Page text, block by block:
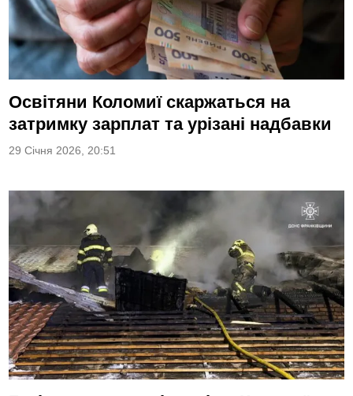
Освітяни Коломиї скаржаться на
затримку зарплат та урізані надбавки
29 Січня 2026, 20:51